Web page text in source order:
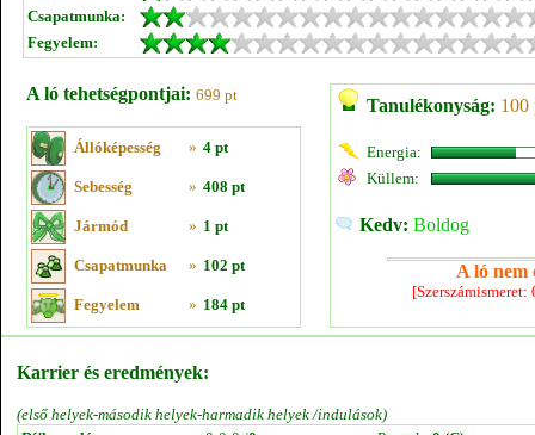
Csapatmunka:
Fegyelem:
A ló tehetségpontjai: 699 pt
Állóképesség » 4 pt
Sebesség » 408 pt
Jármód » 1 pt
Csapatmunka » 102 pt
Fegyelem » 184 pt
Tanulékonyság: 100
Energia:
Küllem:
Kedv: Boldog
A ló nem
Karrier és eredmények:
(első helyek-második helyek-harmadik helyek /indulások)